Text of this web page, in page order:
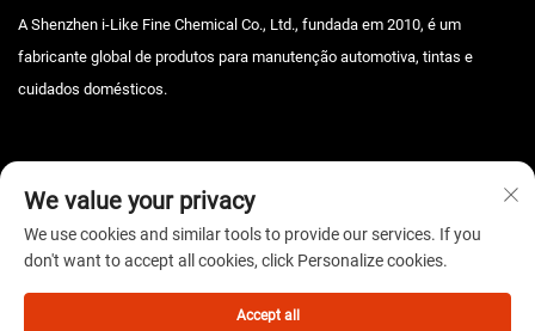
A Shenzhen i-Like Fine Chemical Co., Ltd., fundada em 2010, é um
fabricante global de produtos para manutenção automotiva, tintas e
cuidados domésticos.
Direitos autorais © 2025 Shenzhen i-Like Fine Chemical Co., Ltd. Todos os
We value your privacy
We use cookies and similar tools to provide our services. If you
don't want to accept all cookies, click Personalize cookies.
Accept all